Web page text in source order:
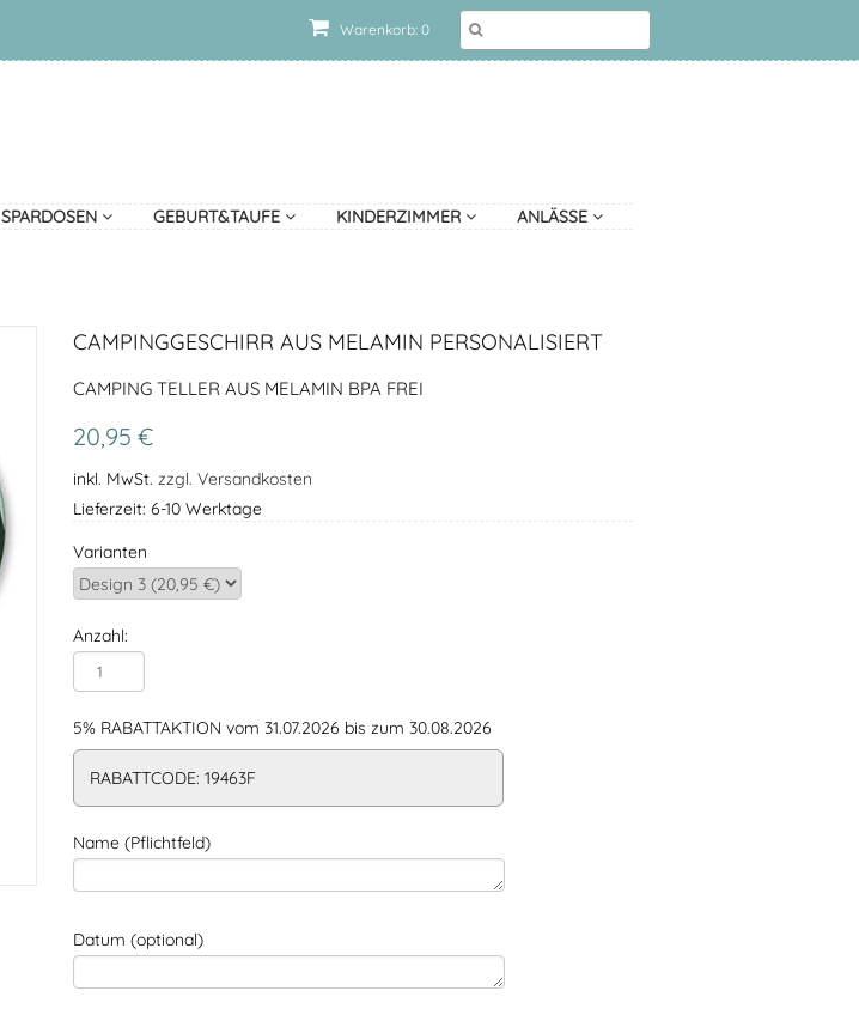
Warenkorb: 0
SPARDOSEN GEBURT&TAUFE KINDERZIMMER ANLÄSSE
CAMPINGGESCHIRR AUS MELAMIN PERSONALISIERT
CAMPING TELLER AUS MELAMIN BPA FREI
20,95 €
inkl. MwSt. zzgl. Versandkosten
Lieferzeit: 6-10 Werktage
Varianten
Anzahl:
5% RABATTAKTION vom 31.07.2026 bis zum 30.08.2026
RABATTCODE: 19463F
Name (Pflichtfeld)
Datum (optional)